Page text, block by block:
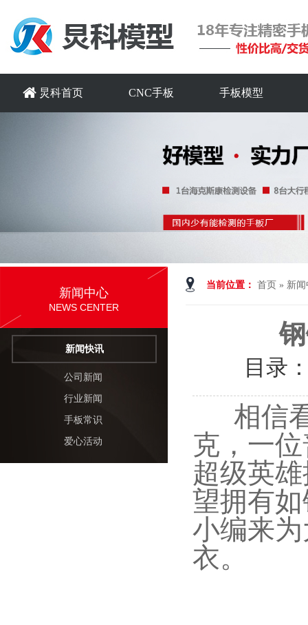
炅科首页 CNC手板 手板模型
当前位置： 首页 » 新
目录
相信
克，一
超级英
望拥有
小编来
衣。
新闻中心
NEWS CENTER
新闻快讯
公司新闻
行业新闻
手板常识
爱心活动